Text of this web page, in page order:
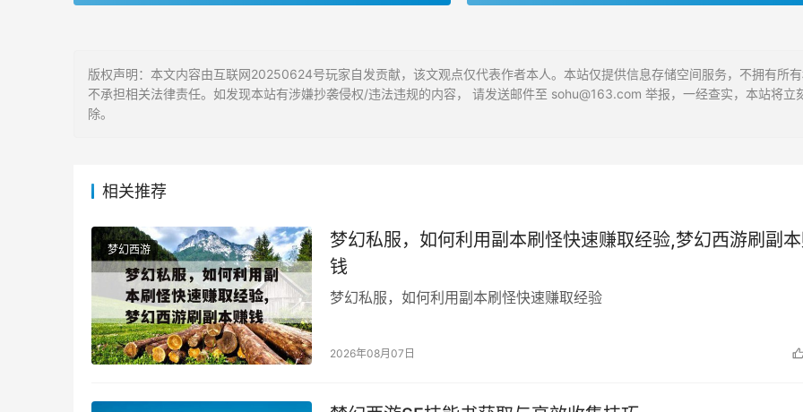
版权声明：本文内容由互联网20250624号玩家自发贡献，该文观点仅代表作者本人。本站仅提供信息存储空间服务，不拥有所
不承担相关法律责任。如发现本站有涉嫌抄袭侵权/违法违规的内容， 请发送邮件至 sohu@163.com 举报，一经查实，本站将立
除。
相关推荐
梦幻西游
梦幻私服，如何利用副本刷怪快速赚取经验,梦幻西游刷副
钱
梦幻私服，如何利用副本刷怪快速赚取经验
2026年08月07日